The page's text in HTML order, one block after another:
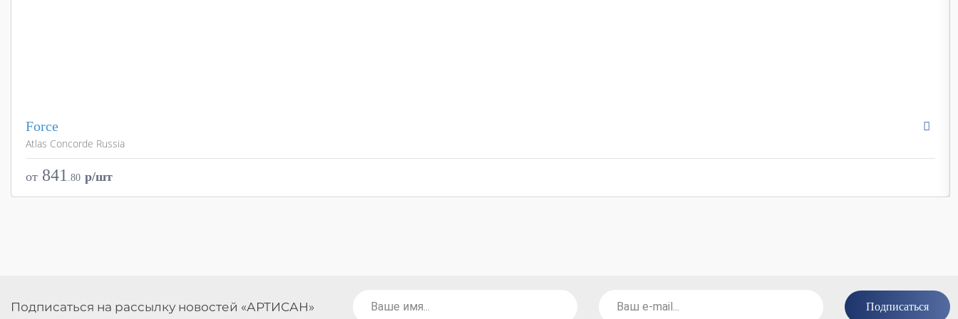
Force
Atlas Concorde Russia
Цвета
Поверхности
от 841 80 p/шт
Подписаться на рассылку новостей «АРТИСАН» Подписаться